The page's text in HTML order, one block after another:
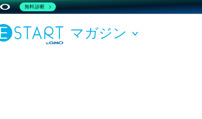
マガジン
無料診断